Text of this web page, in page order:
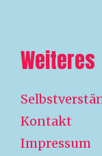
Weiteres
Kontakt
Impressum